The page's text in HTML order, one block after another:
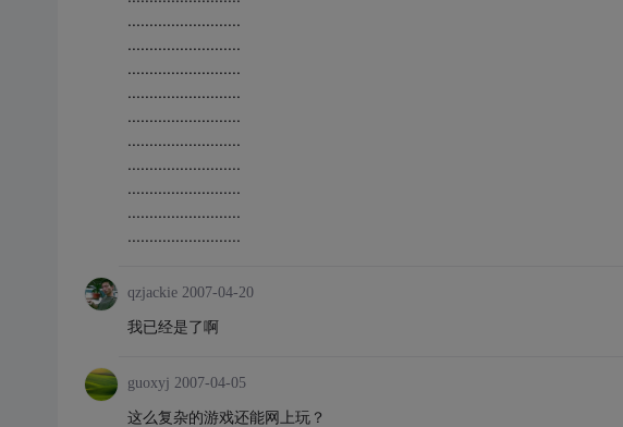
..........................
..........................
..........................
..........................
..........................
..........................
..........................
..........................
..........................
..........................
qzjackie 2007-04-20
我已经是了啊
guoxyj 2007-04-05
这么复杂的游戏还能网上玩？